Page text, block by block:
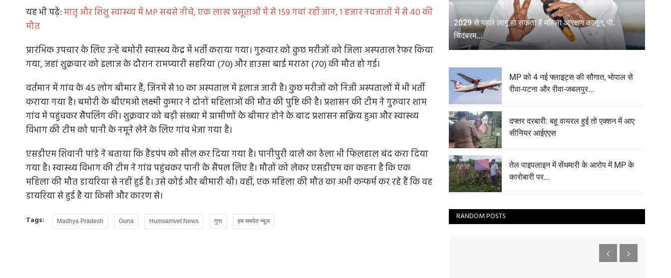
यह भी पढ़ें:मातृ और शिशु स्वास्थ्य में MP सबसे नीचे, एक लाख प्रसूताओं में से 159 गवां रहीं जान, 1 हजार नवजातों में से 40 की
मौत
प्रारंभिक उपचार के लिए उन्हें बमोरी स्वास्थ्य केंद्र में भर्ती कराया गया। गुरुवार को कुछ मरीजों को जिला अस्पताल रेफर किया
गया, जहां शुक्रवार को इलाज के दौरान रामप्यारी सहरिया (70) और हाउसा बाई मराठा (70) की मौत हो गई।
वर्तमान में गांव के 45 लोग बीमार हैं, जिनमें से 10 का अस्पताल में इलाज जारी है। कुछ मरीजों को निजी अस्पतालों में भी भर्ती
कराया गया है। बमोरी के बीएमओ लक्ष्मी कुमार ने दोनों महिलाओं की मौत की पुष्टि की है। प्रशासन की टीम ने गुरुवार शाम
गांव में पहुंचकर सैंपलिंग की। शुक्रवार को बड़ी संख्या में ग्रामीणों के बीमार होने के बाद प्रशासन सक्रिय हुआ और स्वास्थ्य
विभाग की टीम को पानी के नमूने लेने के लिए गांव भेजा गया है।
एसडीएम शिवानी पांडे ने बताया कि हैंडपंप को सील कर दिया गया है। पानीपुरी वाले का ठेला भी फिलहाल बंद करा दिया
गया है। स्वास्थ्य विभाग की टीम ने गांव पहुंचकर पानी के सैंपल लिए हैं। मौतों को लेकर एसडीएम का कहना है कि एक
महिला की मौत डायरिया से नहीं हुई है। उसे कोई और बीमारी थी। वहीं, एक महिला की मौत का अभी कन्फर्म कर रहे हैं कि वह
डायरिया से हुई है या किसी और कारण से।
Tags: Madhya Pradesh Guna Humsamvet News गुना हम समवेत न्यूज
2029 से पहले लागू हो सकता है महिला आरक्षण कानून, पी.
चिदंबरम...
MP को 4 नई फ्लाइट्स की सौगात, भोपाल से
रीवा-पटना और रीवा-जबलपुर...
दफ्तर दरबारी: बहू वायरल हुई तो एक्शन में आए
सीनियर आईएएस
तेल पाइपलाइन में सेंधमारी के आरोप में MP के
कारोबारी पर...
RANDOM POSTS